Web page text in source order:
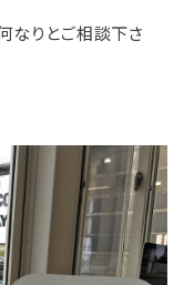
なりとご相談下さ